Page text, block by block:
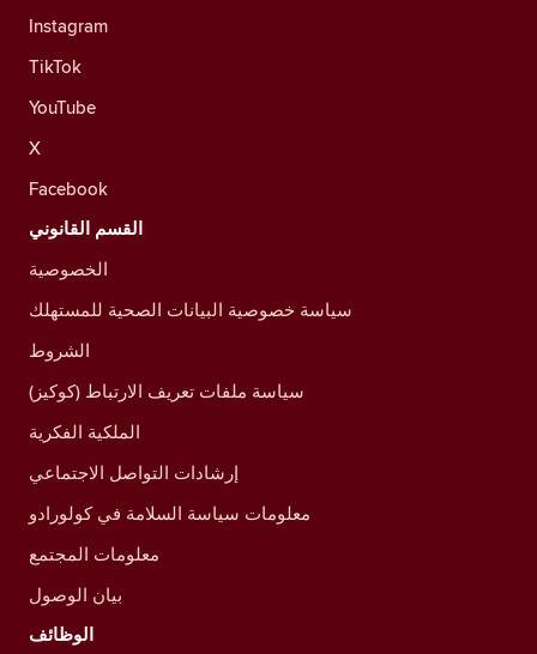
Instagram
TikTok
YouTube
X
Facebook
القسم القانوني
الخصوصية
سياسة خصوصية البيانات الصحية للمستهلك
الشروط
سياسة ملفات تعريف الارتباط (كوكيز)
الملكية الفكرية
إرشادات التواصل الاجتماعي
معلومات سياسة السلامة في كولورادو
معلومات المجتمع
بيان الوصول
الوظائف